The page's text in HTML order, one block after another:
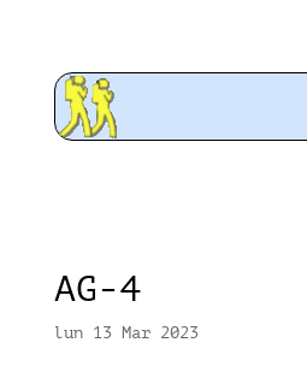
AG-4
lun 13 Mar 2023